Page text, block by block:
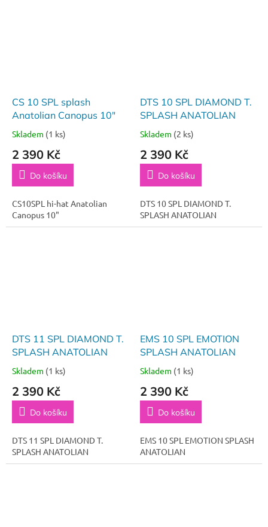
CS 10 SPL splash
Anatolian Canopus 10"
Skladem (1 ks)
2 390 Kč
Do košíku
CS10SPL hi-hat Anatolian
Canopus 10"
DTS 10 SPL DIAMOND T.
SPLASH ANATOLIAN
Skladem (2 ks)
2 390 Kč
Do košíku
DTS 10 SPL DIAMOND T.
SPLASH ANATOLIAN
DTS 11 SPL DIAMOND T.
SPLASH ANATOLIAN
Skladem (1 ks)
2 390 Kč
Do košíku
DTS 11 SPL DIAMOND T.
SPLASH ANATOLIAN
EMS 10 SPL EMOTION
SPLASH ANATOLIAN
Skladem (1 ks)
2 390 Kč
Do košíku
EMS 10 SPL EMOTION SPLASH
ANATOLIAN